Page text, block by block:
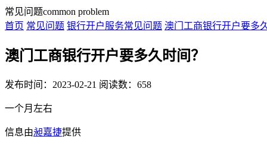
常见问题common problem
首页 常见问题 银行开户服务常见问题 澳门工商银行开户要多
澳门工商银行开户要多久时间？
发布时间：2023-02-21 阅读数：658
一个月左右
信息由昶嘉捷提供